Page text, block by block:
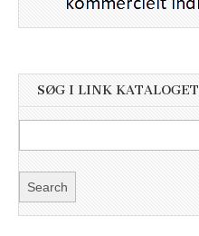
SØG I LINK KATALOGET